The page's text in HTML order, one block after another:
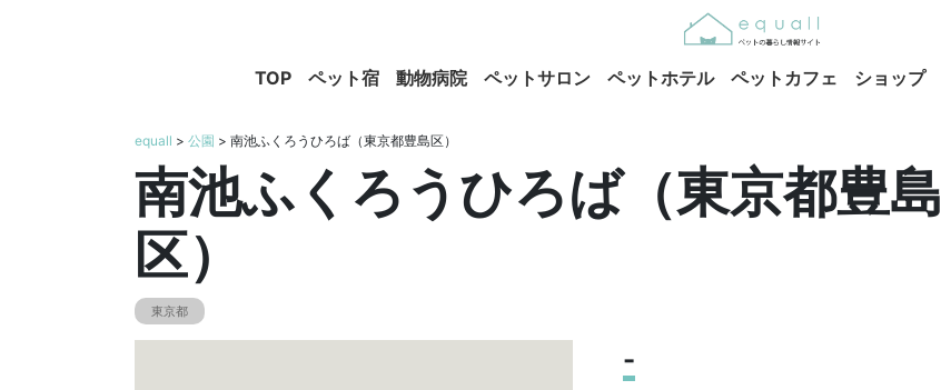
TOP ペット宿 動物病院 ペットサロン ペットホテル ペットカフェ ショップ
equall > 公園 > 南池ふくろうひろば（東京都豊島区）
南池ふくろうひろば（東京都豊島
区）
東京都
-